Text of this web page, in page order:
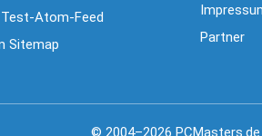
Atom-Feed
Sitemap
Partner
© 2004–2026 PCMasters.de